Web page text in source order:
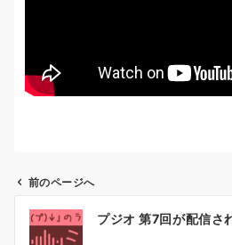
前のページへ
プジオ 第7回が配信さ